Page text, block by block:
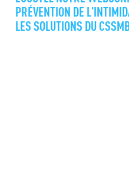
PRÉVENTION DE
LES SOLUTIONS DU